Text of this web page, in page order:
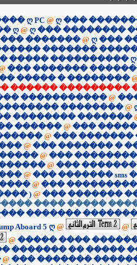
ღ PC @ ღ ���
ღ @ ღ ��� ��������
��� ������� @ ღ ���
�������
����� ���������� ღ
��� �������
����� � ��������
������ ���������
����������� @
�������� @
�������� �������
������ @ ���
@ ��� �������
@ ��� ������� �
@ ���
@ ���
@ ��� ������� sms �
@ ���
) @ ��� �������
���� �����
����� �������
Aboard 5 ღ @
@
@ ����� ����
������� �� �����
@ ��� �������